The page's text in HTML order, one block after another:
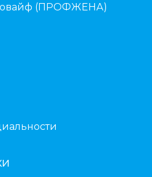
(ПРОФЖЕНА)